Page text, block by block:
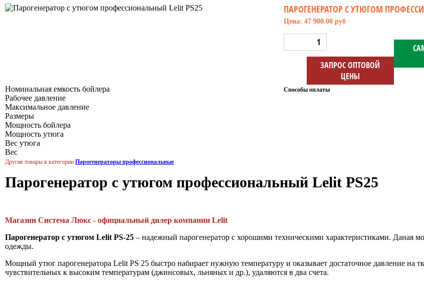
ПАРОГЕНЕРАТОР С УТЮГОМ
Цена: 47 900.00 руб
ЗАПРОС ОПТОВОЙ
ЦЕНЫ
Способы оплаты
Номинальная емкость бойлера
Рабочее давление
Максимальное давление
Размеры
Мощность бойлера
Мощность утюга
Вес утюга
Вес
Другие товары в категории Парогенераторы профессиональные
Парогенератор с утюгом профессиональный Lelit PS25
Магазин Система Люкс - официальный дилер компании Lelit
Парогенератор с утюгом Lelit PS-25 – надежный парогенератор с хорошими техническими характеристиками. Даная
одежды.
Мощный утюг парогенератора Lelit PS 25 быстро набирает нужную температуру и оказывает достаточное давление на
чувствительных к высоким температурам (джинсовых, льняных и др.), удаляются в два счета.